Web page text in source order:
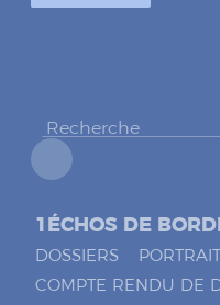
1ÉCHOS DE
DOSSIERS
COMPTE RENDU DE